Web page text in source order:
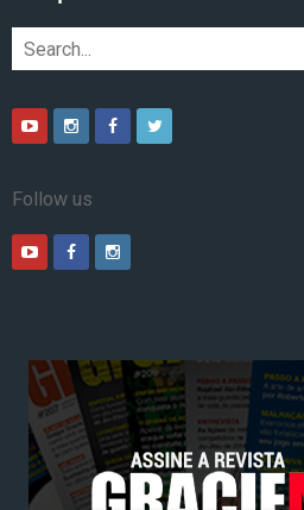
Follow us